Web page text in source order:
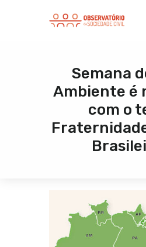
Semana
Ambiente é
com o
Home
Sobre
Notícias
Publicações